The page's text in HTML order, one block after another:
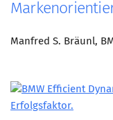
Manfred S. Bräunl,